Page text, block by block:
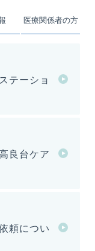
医療関係者の方
テーショ
良台ケア
頼につい